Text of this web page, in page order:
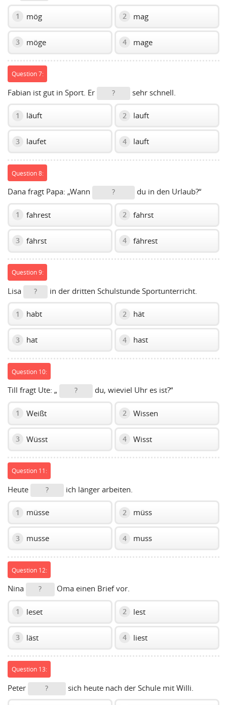
1 mög 2 mag
3 möge 4 mage
Question 7:
Fabian ist gut in Sport. Er ? sehr schnell.
1 läuft 2 lauft
3 laufet 4 lauft
Question 8:
Dana fragt Papa: „Wann ? du in den Urlaub?“
1 fahrest 2 fahrst
3 fährst 4 fährest
Question 9:
Lisa ? in der dritten Schulstunde Sportunterricht.
1 habt 2 hät
3 hat 4 hast
Question 10:
Till fragt Ute: „ ? du, wieviel Uhr es ist?“
1 Weißt 2 Wissen
3 Wüsst 4 Wisst
Question 11:
Heute ? ich länger arbeiten.
1 müsse 2 müss
3 musse 4 muss
Question 12:
Nina ? Oma einen Brief vor.
1 leset 2 lest
3 läst 4 liest
Question 13:
Peter ? sich heute nach der Schule mit Willi.